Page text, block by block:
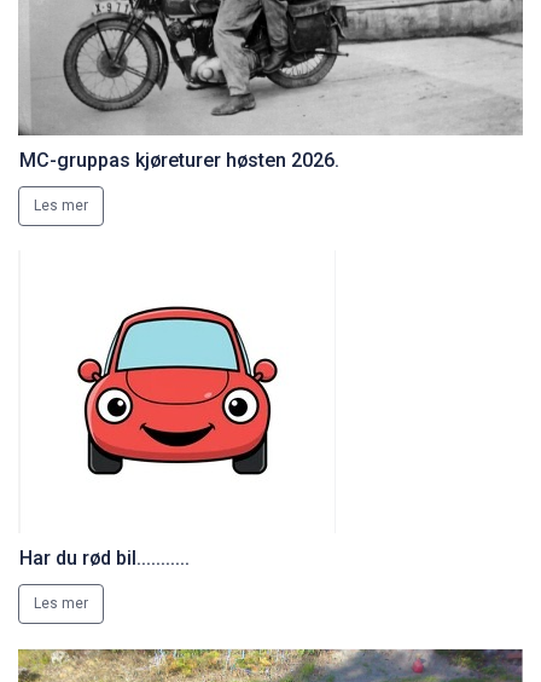
MC-gruppas kjøreturer høsten 2026.
Les mer
Har du rød bil...........
Les mer